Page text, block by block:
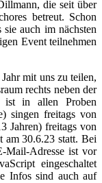
die seit über
betreut. Schon
auch im nächsten
Event teilnehmen
mit uns zu teilen,
rechts neben der
ist in allen Proben
singen freitags von
Jahren) freitags von
am 30.6.23 statt. Bei
Mail-Adresse ist vor
eingeschaltet
Infos sind auch auf